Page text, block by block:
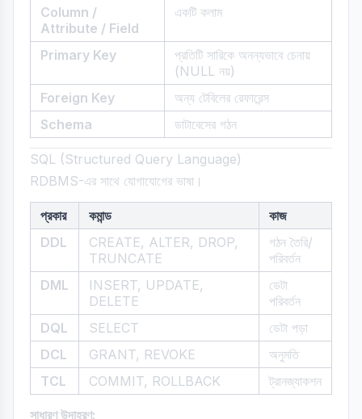
Column /
Attribute / Field
একটি কলাম
Primary Key
প্রতিটি সারিকে অনন্যভাবে চেনায়
(NULL নয়)
Foreign Key
অন্য টেবিলের রেফারেন্স
Schema
ডাটাবেসের গঠন
SQL (Structured Query Language)
RDBMS-এর সাথে যোগাযোগের ভাষা।
প্রকার কমান্ড
কাজ
DDL
CREATE, ALTER, DROP,
TRUNCATE
গঠন তৈরি/
পরিবর্তন
DML
INSERT, UPDATE,
DELETE
ডেটা
পরিবর্তন
DQL
SELECT
ডেটা পড়া
DCL
GRANT, REVOKE
অনুমতি
TCL
COMMIT, ROLLBACK ট্রানজ্যাকশন
সাধারণ উদাহরণ: